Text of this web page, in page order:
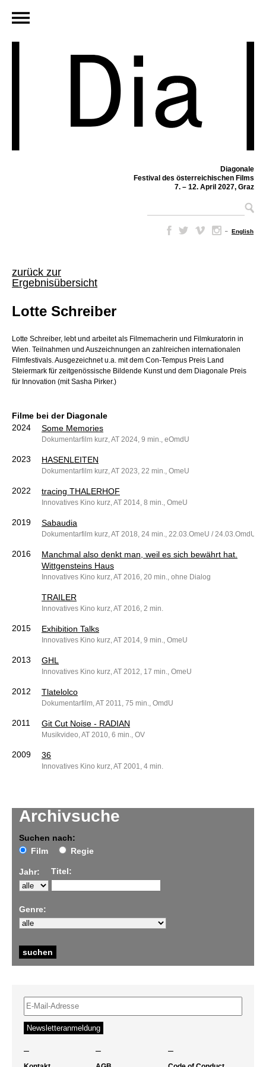
Diagonale
Festival des österreichischen Films
7. – 12. April 2027, Graz
– English
zurück zur
Ergebnisübersicht
Archivsuche
Suchen nach:
Film
Regie
Jahr: Titel:
Genre:
Lotte Schreiber
Lotte Schreiber, lebt und arbeitet als Filmemacherin und Filmkuratorin in
Wien. Teilnahmen und Auszeichnungen an zahlreichen internationalen
Filmfestivals. Ausgezeichnet u.a. mit dem Con-Tempus Preis Land
Steiermark für zeitgenössische Bildende Kunst und dem Diagonale Preis
für Innovation (mit Sasha Pirker.)
Filme bei der Diagonale
2024
Some Memories
Dokumentarfilm kurz, AT 2024, 9 min., eOmdU
2023 HASENLEITEN
Dokumentarfilm kurz, AT 2023, 22 min., OmeU
2022 tracing THALERHOF
Innovatives Kino kurz, AT 2014, 8 min., OmeU
2019 Sabaudia
Dokumentarfilm kurz, AT 2018, 24 min., 22.03.OmeU / 24.03.OmdU
2016
Manchmal also denkt man, weil es sich bewährt hat.
Wittgensteins Haus
Innovatives Kino kurz, AT 2016, 20 min., ohne Dialog
TRAILER
Innovatives Kino kurz, AT 2016, 2 min.
2015 Exhibition Talks
Innovatives Kino kurz, AT 2014, 9 min., OmeU
2013 GHL
Innovatives Kino kurz, AT 2012, 17 min., OmeU
2012 Tlatelolco
Dokumentarfilm, AT 2011, 75 min., OmdU
2011 Git Cut Noise - RADIAN
Musikvideo, AT 2010, 6 min., OV
2009 36
Innovatives Kino kurz, AT 2001, 4 min.
– – –